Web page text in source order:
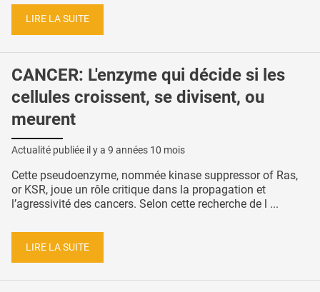
LIRE LA SUITE
CANCER: L'enzyme qui décide si les
cellules croissent, se divisent, ou
meurent
Actualité publiée il y a 9 années 10 mois
Cette pseudoenzyme, nommée kinase suppressor of Ras,
or KSR, joue un rôle critique dans la propagation et
l’agressivité des cancers. Selon cette recherche de l ...
LIRE LA SUITE